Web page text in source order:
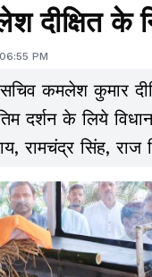
दीक्षित के
PM
कमलेश कुमार
दर्शन के लिये
रामचंद्र सिंह, राज